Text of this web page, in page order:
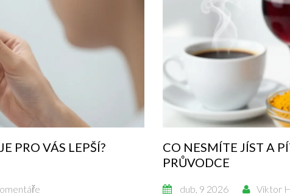
PRO VÁS LEPŠÍ?
CO NESMÍTE JÍST A
PRŮVODCE
dub, 9 2026
Viktor